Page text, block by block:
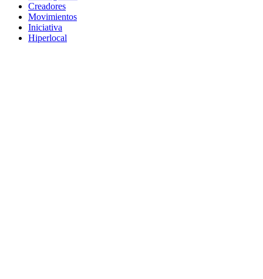
Creadores
Movimientos
Iniciativa
Hiperlocal